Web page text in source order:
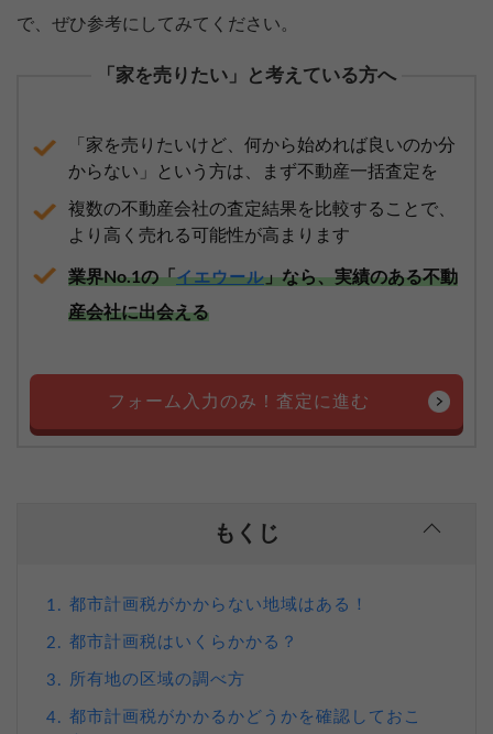
で、ぜひ参考にしてみてください。
「家を売りたい」と考えている方へ
「家を売りたいけど、何から始めれば良いのか分
からない」という方は、まず不動産一括査定を
複数の不動産会社の査定結果を比較することで、
より高く売れる可能性が高まります
業界No.1の「イエウール」なら、実績のある不動
産会社に出会える
フォーム入力のみ！査定に進む
もくじ
1. 都市計画税がかからない地域はある！
2. 都市計画税はいくらかかる？
3. 所有地の区域の調べ方
4. 都市計画税がかかるかどうかを確認しておこ